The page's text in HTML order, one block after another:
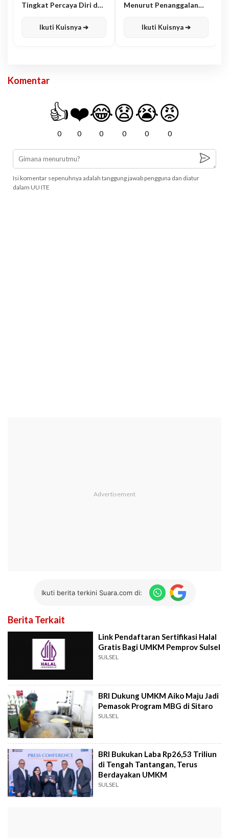
Tingkat Percaya Diri dan
Ikuti Kuisnya ➔
Menurut Penanggalan
Ikuti Kuisnya ➔
Komentar
👍
0
❤️
0
😂
0
😧
0
😭
0
😡
0
Isi komentar sepenuhnya adalah tanggung jawab pengguna dan diatur
dalam UU ITE
Ikuti berita terkini Suara.com di:
Berita Terkait
Link Pendaftaran Sertifikasi Halal
Gratis Bagi UMKM Pemprov Sulsel
SULSEL
BRI Dukung UMKM Aiko Maju Jadi
Pemasok Program MBG di Sitaro
SULSEL
BRI Bukukan Laba Rp26,53 Triliun
di Tengah Tantangan, Terus
Berdayakan UMKM
SULSEL